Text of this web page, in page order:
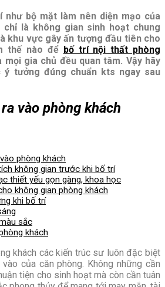
như bộ mặt làm nên diện mạo của
chỉ là không gian sinh hoạt chung
khu vực gây ấn tượng đầu tiên cho
thế nào để bố trí nội thất phòng
mọi gia chủ đều quan tâm. Vậy hãy
ý tưởng đúng chuẩn kts ngay sau
vào phòng khách
phòng khách
không gian trước khi bố trí
thiết yếu gọn gàng, khoa học
không gian phòng khách
khi bố trí
sắc
khách
khách các kiến trúc sư luôn đặc biệt
của căn phòng. Không những cần
tiện cho sinh hoạt mà còn cần tuân